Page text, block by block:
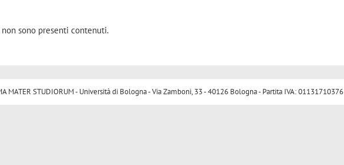
sono presenti contenuti.
MATER STUDIORUM - Università di Bologna - Via Zamboni, 33 - 40126 Bologna - Partita IVA: 01131710376